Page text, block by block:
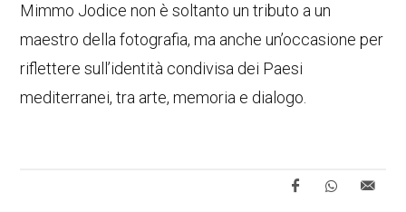
Mimmo Jodice non è soltanto un tributo a un
maestro della fotografia, ma anche un’occasione per
riflettere sull’identità condivisa dei Paesi
mediterranei, tra arte, memoria e dialogo.